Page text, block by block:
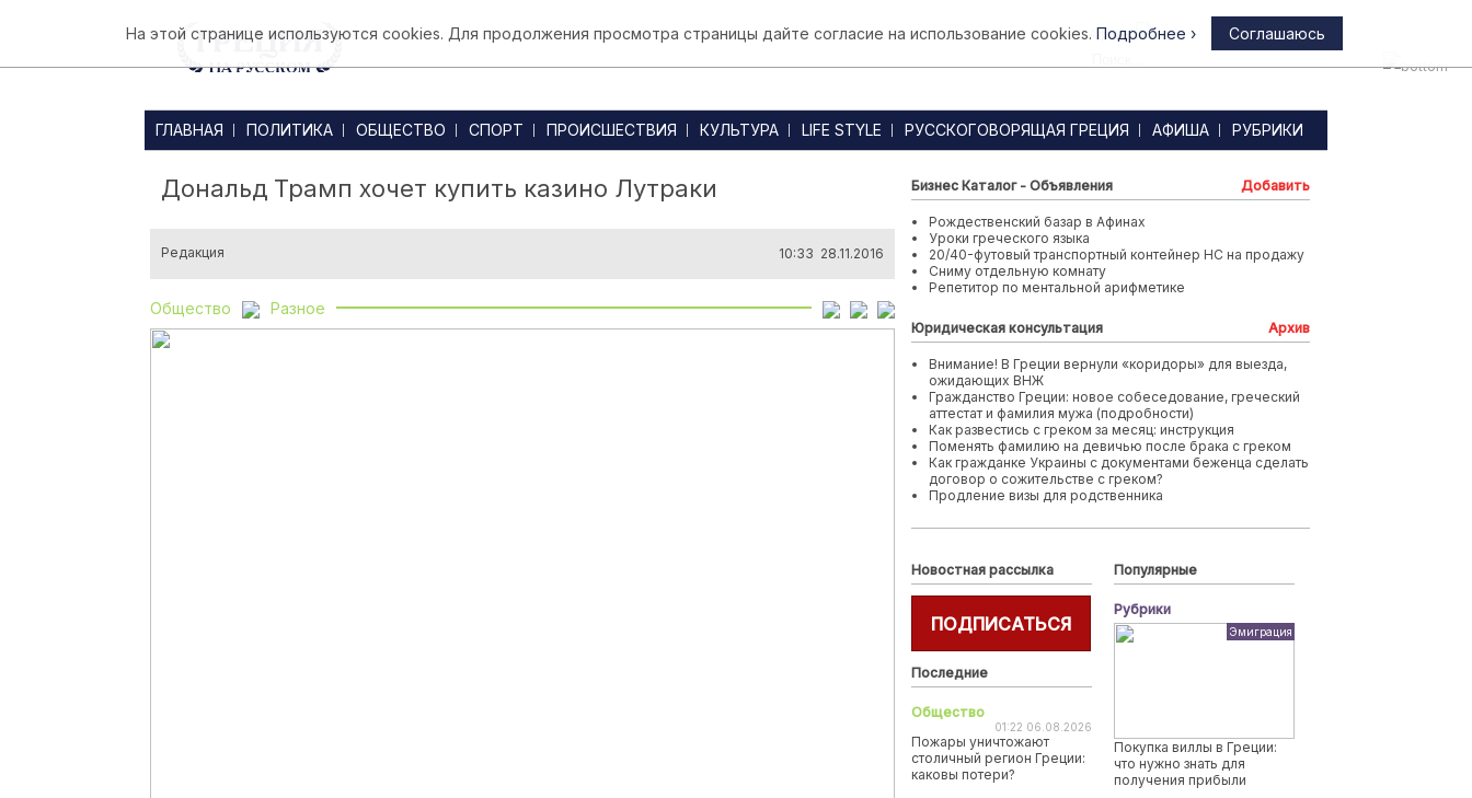
Афины
ГЛАВНАЯ ПОЛИТИКА ОБЩЕСТВО СПОРТ ПРОИСШЕСТВИЯ КУЛЬТУРА LIFE STYLE РУССКОГОВОРЯЩАЯ ГРЕЦИЯ АФИША РУБРИКИ
Дональд Трамп хочет купить казино Лутраки
Редакция 10:33 28.11.2016
Общество Разное
Бизнес Каталог - Объявления Добавить
Рождественский базар в Афинах
Уроки греческого языка
20/40-футовый транспортный контейнер HC на продажу
Сниму отдельную комнату
Репетитор по ментальной арифметике
Юридическая консультация Архив
Внимание! В Греции вернули «коридоры» для выезда,
ожидающих ВНЖ
Гражданство Греции: новое собеседование, греческий
аттестат и фамилия мужа (подробности)
Как развестись с греком за месяц: инструкция
Поменять фамилию на девичью после брака с греком
Как гражданке Украины с документами беженца сделать
договор о сожительстве с греком?
Продление визы для родственника
Новостная рассылка
ПОДПИСАТЬСЯ
Последние
Общество
01:22 06.08.2026
Пожары уничтожают
столичный регион Греции:
каковы потери?
Популярные
Рубрики
Эмиграция
Покупка виллы в Греции:
что нужно знать для
получения прибыли
На этой странице используются cookies. Для продолжения просмотра страницы дайте согласие на использование cookies. Подробнее › Соглашаюсь